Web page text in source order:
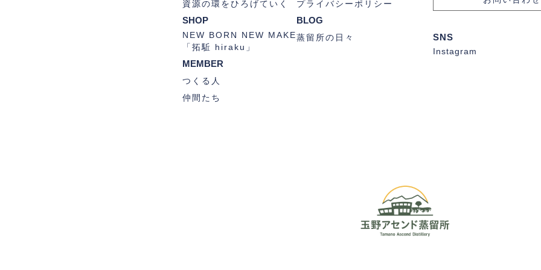
資源の環をひろげていく
SHOP
NEW BORN NEW MAKE
「拓駈 hiraku」
MEMBER
つくる人
仲間たち
プライバシーポリシー
BLOG
蒸留所の日々 SNS
Instagram